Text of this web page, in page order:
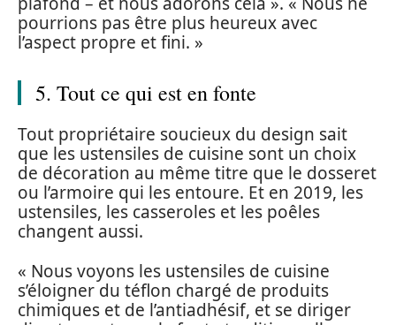
pourrions pas être plus heureux avec
l’aspect propre et fini. »
5. Tout ce qui est en fonte
Tout propriétaire soucieux du design sait
que les ustensiles de cuisine sont un choix
de décoration au même titre que le dosseret
ou l’armoire qui les entoure. Et en 2019, les
ustensiles, les casseroles et les poêles
changent aussi.
« Nous voyons les ustensiles de cuisine
s’éloigner du téflon chargé de produits
chimiques et de l’antiadhésif, et se diriger